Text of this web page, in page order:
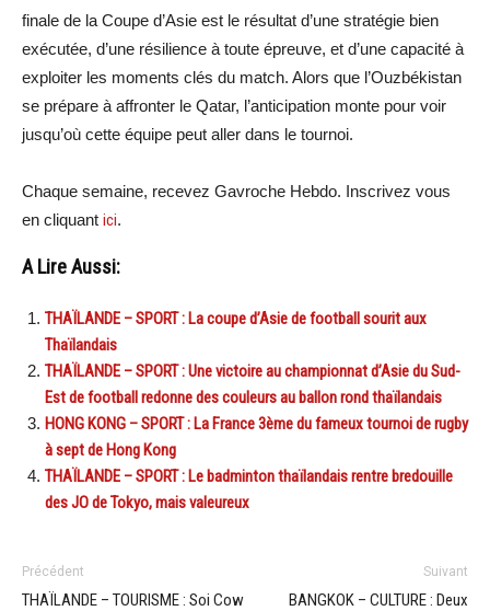
finale de la Coupe d’Asie est le résultat d’une stratégie bien
exécutée, d’une résilience à toute épreuve, et d’une capacité à
exploiter les moments clés du match. Alors que l’Ouzbékistan
se prépare à affronter le Qatar, l’anticipation monte pour voir
jusqu’où cette équipe peut aller dans le tournoi.
Chaque semaine, recevez Gavroche Hebdo. Inscrivez vous
en cliquant ici.
A Lire Aussi:
THAÏLANDE – SPORT : La coupe d’Asie de football sourit aux
Thaïlandais
THAÏLANDE – SPORT : Une victoire au championnat d’Asie du Sud-
Est de football redonne des couleurs au ballon rond thaïlandais
HONG KONG – SPORT : La France 3ème du fameux tournoi de rugby
à sept de Hong Kong
THAÏLANDE – SPORT : Le badminton thaïlandais rentre bredouille
des JO de Tokyo, mais valeureux
Précédent
THAÏLANDE – TOURISME : Soi Cow
Suivant
BANGKOK – CULTURE : Deux